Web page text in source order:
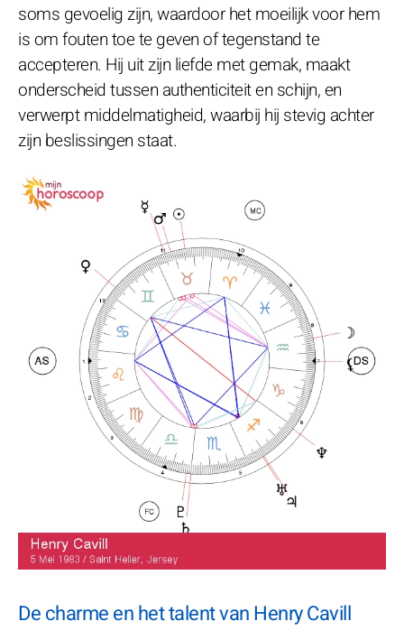
soms gevoelig zijn, waardoor het moeilijk voor hem
is om fouten toe te geven of tegenstand te
accepteren. Hij uit zijn liefde met gemak, maakt
onderscheid tussen authenticiteit en schijn, en
verwerpt middelmatigheid, waarbij hij stevig achter
zijn beslissingen staat.
De charme en het talent van Henry Cavill